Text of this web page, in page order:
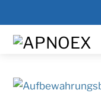
to
content